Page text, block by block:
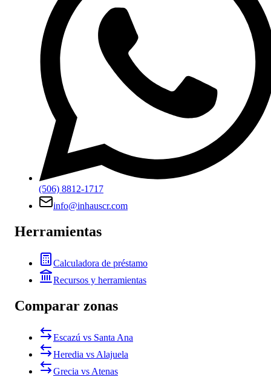
(506) 8812-1717
info@inhauscr.com
Herramientas
Calculadora de préstamo
Recursos y herramientas
Comparar zonas
Escazú vs Santa Ana
Heredia vs Alajuela
Grecia vs Atenas